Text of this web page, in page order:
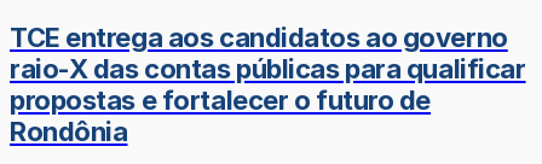
TCE entrega aos candidatos ao governo
raio-X das contas públicas para qualificar
propostas e fortalecer o futuro de
Rondônia